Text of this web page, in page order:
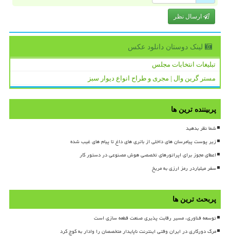
ارسال نظر
لینک دوستان دانلود عكس
تبلیغات انتخابات مجلس
مستر گرین وال | مجری و طراح انواع دیوار سبز
پربیننده ترین ها
شما نظر بدهید
زیر پوست پیامرسان های داخلی از باتری های داغ تا پیام های غیب شده
اعطای مجوز برای اپراتورهای تخصصی هوش مصنوعی در دستور کار
سفر میلیاردر رمز ارزی به مریخ
پربحث ترین ها
توسعه فناوری، مسیر رقابت پذیری صنعت قطعه سازی است
مرگ دورکاری در ایران وقتی اینترنت ناپایدار متخصصان را وادار به کوچ کرد